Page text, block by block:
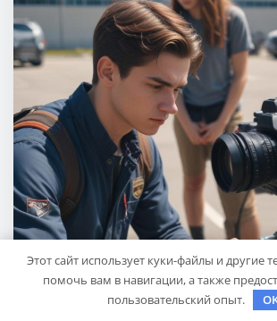
Этот сайт использует куки-файлы и другие
помочь вам в навигации, а также
пользовательский опыт.